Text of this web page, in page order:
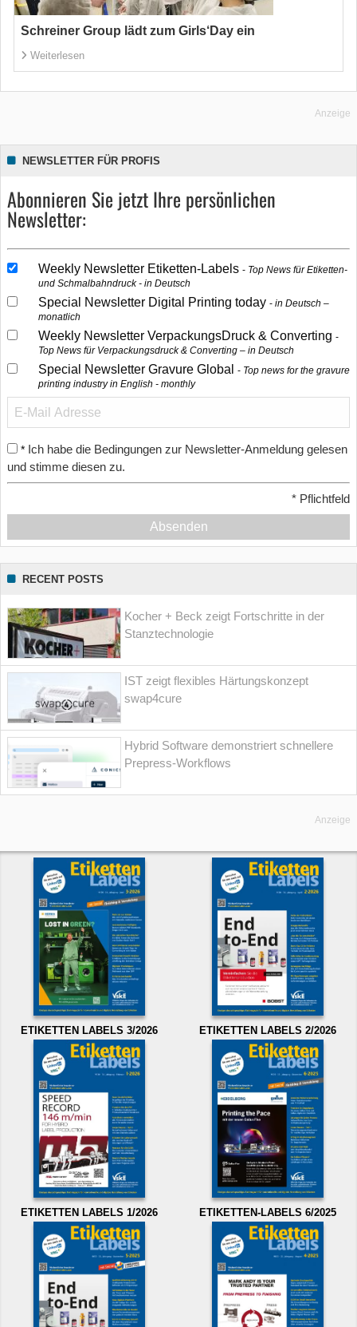
Schreiner Group lädt zum Girls‘Day ein
Weiterlesen
Anzeige
NEWSLETTER FÜR PROFIS
Abonnieren Sie jetzt Ihre persönlichen
Newsletter:
Weekly Newsletter Etiketten-Labels
Top News für Etiketten-
und Schmalbahndruck - in Deutsch
Special Newsletter Digital Printing today
in Deutsch –
monatlich
Weekly Newsletter VerpackungsDruck & Converting
Top News für Verpackungsdruck & Converting – in Deutsch
Special Newsletter Gravure Global
Top news for the gravure
printing industry in English - monthly
* Ich habe die Bedingungen zur Newsletter-Anmeldung gelesen
und stimme diesen zu.
* Pflichtfeld
Absenden
RECENT POSTS
Kocher + Beck zeigt Fortschritte in der
Stanztechnologie
IST zeigt flexibles Härtungskonzept
swap4cure
Hybrid Software demonstriert schnellere
Prepress-Workflows
Anzeige
ETIKETTEN LABELS 3/2026 ETIKETTEN LABELS 2/2026
ETIKETTEN LABELS 1/2026 ETIKETTEN-LABELS 6/2025